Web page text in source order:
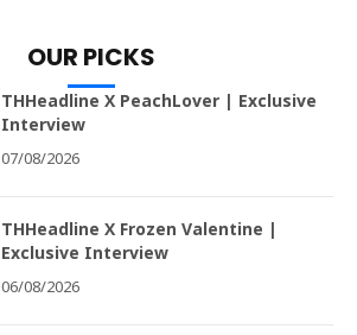
OUR PICKS
THHeadline X PeachLover | Exclusive
Interview
07/08/2026
THHeadline X Frozen Valentine |
Exclusive Interview
06/08/2026